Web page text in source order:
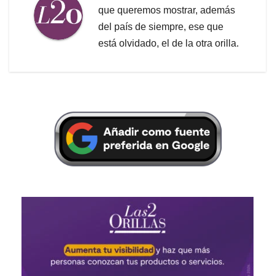
que queremos mostrar, además
del país de siempre, ese que
está olvidado, el de la otra orilla.